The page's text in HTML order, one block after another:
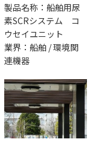
製品名称：船舶用尿
素SCRシステム コ
ウセイユニット
業界：船舶 / 環境関
連機器